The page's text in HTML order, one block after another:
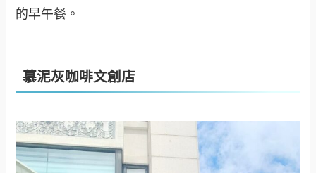
的早午餐。
慕泥灰咖啡文創店